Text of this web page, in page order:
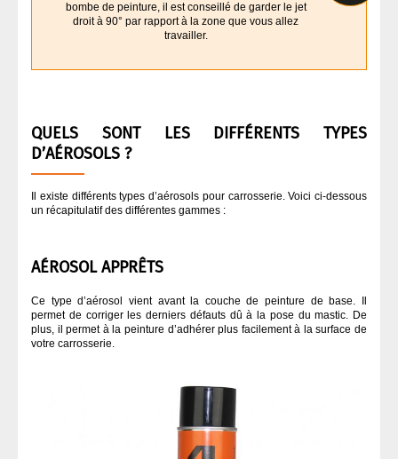
bombe de peinture, il est conseillé de garder le jet
droit à 90° par rapport à la zone que vous allez
travailler.
QUELS SONT LES DIFFÉRENTS TYPES
D’AÉROSOLS ?
Il existe différents types d’aérosols pour carrosserie. Voici ci-dessous
un récapitulatif des différentes gammes :
AÉROSOL APPRÊTS
Ce type d’aérosol vient avant la couche de peinture de base. Il
permet de corriger les derniers défauts dû à la pose du mastic. De
plus, il permet à la peinture d’adhérer plus facilement à la surface de
votre carrosserie.